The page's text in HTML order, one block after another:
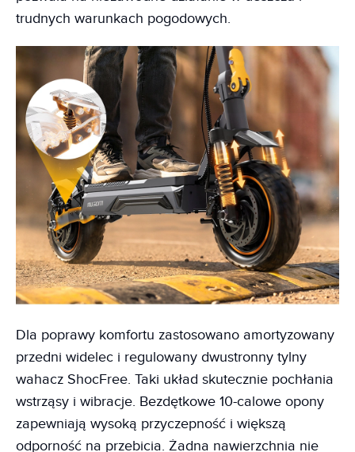
trudnych warunkach pogodowych.
Dla poprawy komfortu zastosowano amortyzowany
przedni widelec i regulowany dwustronny tylny
wahacz ShocFree. Taki układ skutecznie pochłania
wstrząsy i wibracje. Bezdętkowe 10-calowe opony
zapewniają wysoką przyczepność i większą
odporność na przebicia. Żadna nawierzchnia nie